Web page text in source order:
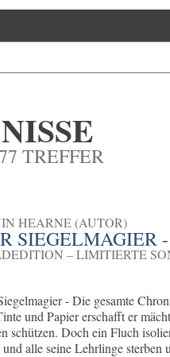
TREFFER
HEARNE (AUTOR)
SIEGELMAGIER
– LIMITIERTE
- Die gesamte
und Papier erschafft er
schützen. Doch ein Fluch
alle seine Lehrlinge sterben